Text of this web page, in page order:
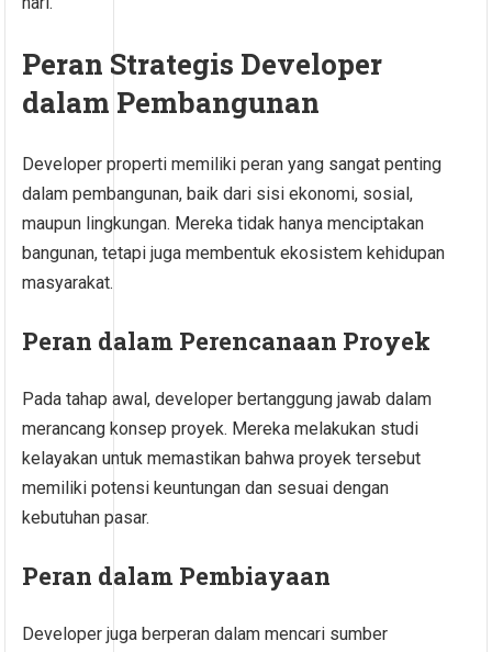
Peran Strategis Developer
dalam Pembangunan
Developer properti memiliki peran yang sangat penting
dalam pembangunan, baik dari sisi ekonomi, sosial,
maupun lingkungan. Mereka tidak hanya menciptakan
bangunan, tetapi juga membentuk ekosistem kehidupan
masyarakat.
Peran dalam Perencanaan Proyek
Pada tahap awal, developer bertanggung jawab dalam
merancang konsep proyek. Mereka melakukan studi
kelayakan untuk memastikan bahwa proyek tersebut
memiliki potensi keuntungan dan sesuai dengan
kebutuhan pasar.
Peran dalam Pembiayaan
Developer juga berperan dalam mencari sumber